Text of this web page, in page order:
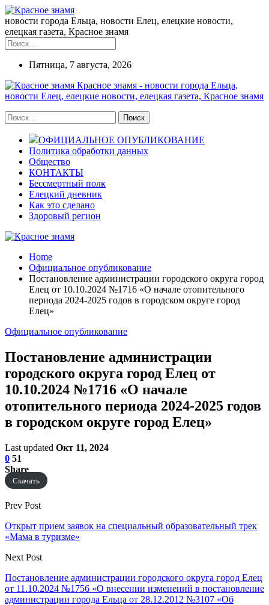
новости города Ельца, новости Елец, елецкие новости,
елецкая газета, Красное знамя
Пятница, 7 августа, 2026
Красное знамя - новости города Ельца,
новости Елец, елецкие новости, елецкая газета, Красное знамя
ОФИЦИАЛЬНОЕ ОПУБЛИКОВАНИЕ
Политика обработки данных
Общество
КОНТАКТЫ
Бессмертный полк
Елецкий дневник
Как это сделано
Здоровый регион
Home
Официальное опубликование
Постановление администрации городского округа город
Елец от 10.10.2024 №1716 «О начале отопительного
периода 2024-2025 годов в городском округе город
Елец»
Официальное опубликование
Постановление администрации
городского округа город Елец от
10.10.2024 №1716 «О начале
отопительного периода 2024-2025 годов
в городском округе город Елец»
Last updated Окт 11, 2024
0 51
Share
Скачать
Prev Post
Открыт прием заявок на специальный образовательный трек
«Мама в туризме»
Next Post
Постановление администрации городского округа город Елец
от 11.10.2024 №1756 «О внесении изменений в постановление
администрации города Ельца от 28.12.2012 №3107 «Об